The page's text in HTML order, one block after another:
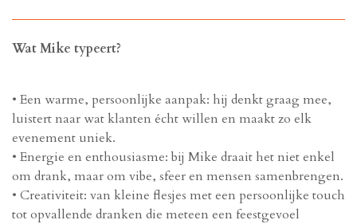
Wat Mike typeert?
• Een warme, persoonlijke aanpak: hij denkt graag mee,
luistert naar wat klanten écht willen en maakt zo elk
evenement uniek.
• Energie en enthousiasme: bij Mike draait het niet enkel
om drank, maar om vibe, sfeer en mensen samenbrengen.
• Creativiteit: van kleine flesjes met een persoonlijke touch
tot opvallende dranken die meteen een feestgevoel